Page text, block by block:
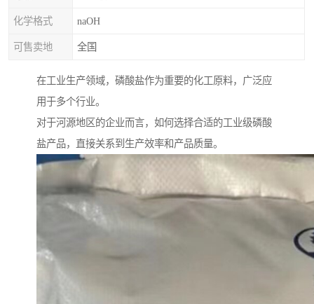
化学格式 naOH
可售卖地 全国
在工业生产领域，磷酸盐作为重要的化工原料，广泛应
用于多个行业。
对于河源地区的企业而言，如何选择合适的工业级磷酸
盐产品，直接关系到生产效率和产品质量。